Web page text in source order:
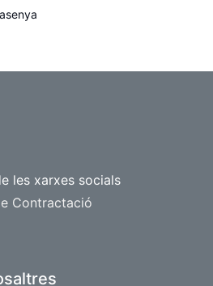
les xarxes socials
Contractació